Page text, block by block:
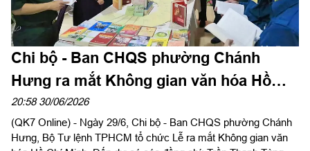
Chi bộ - Ban CHQS phường Chánh
Hưng ra mắt Không gian văn hóa Hồ
Chí Minh
20:58 30/06/2026
(QK7 Online) - Ngày 29/6, Chi bộ - Ban CHQS phường Chánh
Hưng, Bộ Tư lệnh TPHCM tổ chức Lễ ra mắt Không gian văn